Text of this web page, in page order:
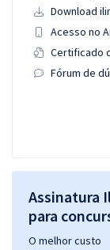
Download
Acesso no
Certificado
Fórum de
Assinatura
para
O melhor custo